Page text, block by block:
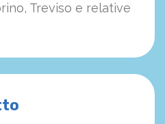
Treviso e relative